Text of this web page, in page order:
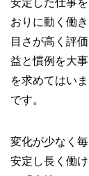
安定した仕事
おりに動く働
目さが高く評
益と慣例を大
を求めてはい
です。
変化が少なく
安定し長く働